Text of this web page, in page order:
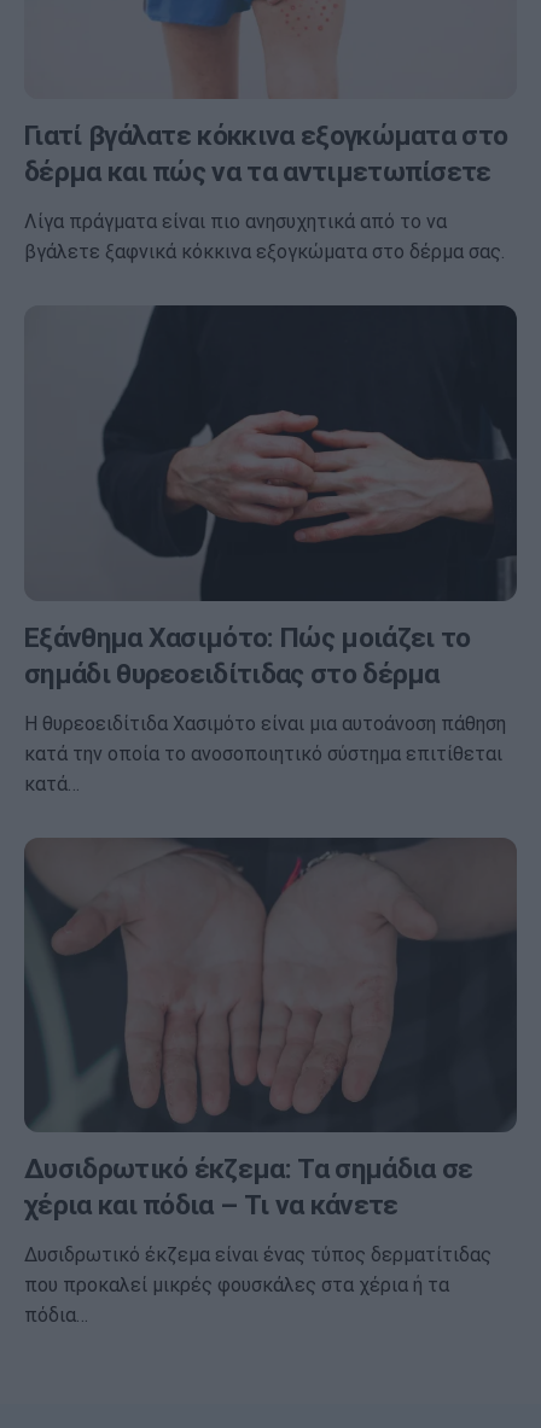
Γιατί βγάλατε κόκκινα εξογκώματα στο
δέρμα και πώς να τα αντιμετωπίσετε
Λίγα πράγματα είναι πιο ανησυχητικά από το να
βγάλετε ξαφνικά κόκκινα εξογκώματα στο δέρμα σας.
Εξάνθημα Χασιμότο: Πώς μοιάζει το
σημάδι θυρεοειδίτιδας στο δέρμα
Η θυρεοειδίτιδα Χασιμότο είναι μια αυτοάνοση πάθηση
κατά την οποία το ανοσοποιητικό σύστημα επιτίθεται
κατά…
Δυσιδρωτικό έκζεμα: Τα σημάδια σε
χέρια και πόδια – Τι να κάνετε
Δυσιδρωτικό έκζεμα είναι ένας τύπος δερματίτιδας
που προκαλεί μικρές φουσκάλες στα χέρια ή τα
πόδια…